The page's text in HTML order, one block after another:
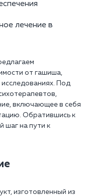
лечение в
от гашиша,
Под
включающее в себя
Обратившись к
шаг на пути к
изготовленный из